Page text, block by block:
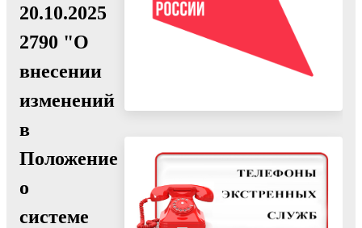
20.10.2025
2790 "О
внесении
изменений
в
Положение
о
системе